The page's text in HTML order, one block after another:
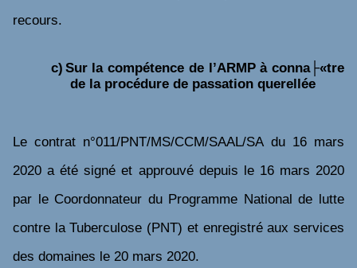
recours.
c) Sur la compétence de l’ARMP à conna├«tre
de la procédure de passation querellée
Le contrat n°011/PNT/MS/CCM/SAAL/SA du 16 mars
2020 a été signé et approuvé depuis le 16 mars 2020
par le Coordonnateur du Programme National de lutte
contre la Tuberculose (PNT) et enregistré aux services
des domaines le 20 mars 2020.